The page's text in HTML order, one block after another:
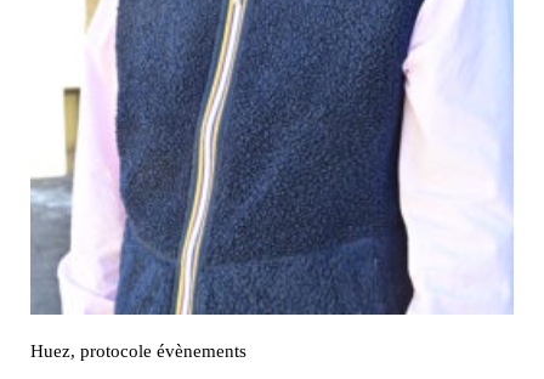
Huez, protocole évènements